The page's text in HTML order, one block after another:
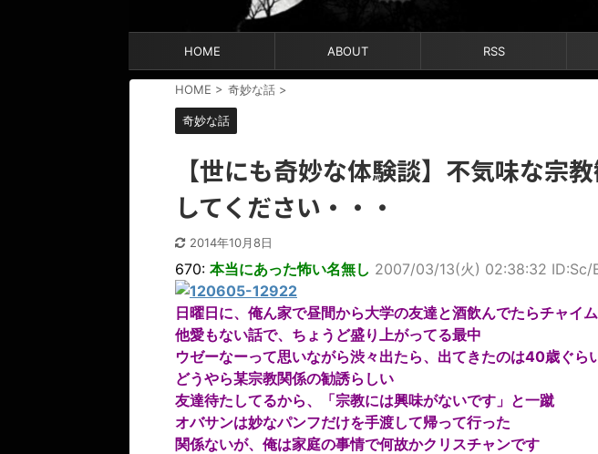
HOME ABOUT RSS
HOME > 奇妙な話 >
奇妙な話
【世にも奇妙な体験談】不気味な宗
してください・・・
2014年10月8日
670: 本当にあった怖い名無し 2007/03/13(火) 02:38:32 ID:Sc/
日曜日に、俺ん家で昼間から大学の友達と酒飲んでたらチャイ
他愛もない話で、ちょうど盛り上がってる最中
ウゼーなーって思いながら渋々出たら、出てきたのは40歳ぐら
どうやら某宗教関係の勧誘らしい
友達待たしてるから、「宗教には興味がないです」と一蹴
オバサンは妙なパンフだけを手渡して帰って行った
関係ないが、俺は家庭の事情で何故かクリスチャンです